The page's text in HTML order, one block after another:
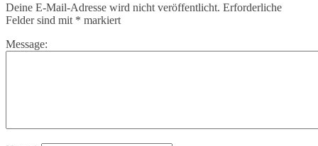
Deine E-Mail-Adresse wird nicht veröffentlicht. Erforderliche
Felder sind mit * markiert
Message: